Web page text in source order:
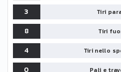
3
Tiri
8
Tiri
4
Tiri nello
0
Pali e